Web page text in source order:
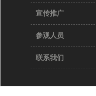
宣传推广
参观人员
联系我们